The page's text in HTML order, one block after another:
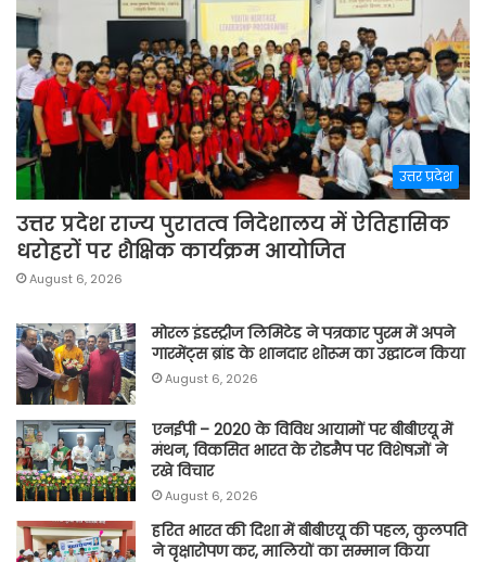
उत्तर प्रदेश
उत्तर प्रदेश राज्य पुरातत्व निदेशालय में ऐतिहासिक
धरोहरों पर शैक्षिक कार्यक्रम आयोजित
August 6, 2026
मोरल इंडस्ट्रीज लिमिटेड ने पत्रकार पुरम में अपने
गारमेंट्स ब्रांड के शानदार शोरूम का उद्घाटन किया
August 6, 2026
एनईपी – 2020 के विविध आयामों पर बीबीएयू में
मंथन, विकसित भारत के रोडमैप पर विशेषज्ञों ने
रखे विचार
August 6, 2026
हरित भारत की दिशा में बीबीएयू की पहल, कुलपति
ने वृक्षारोपण कर, मालियों का सम्मान किया